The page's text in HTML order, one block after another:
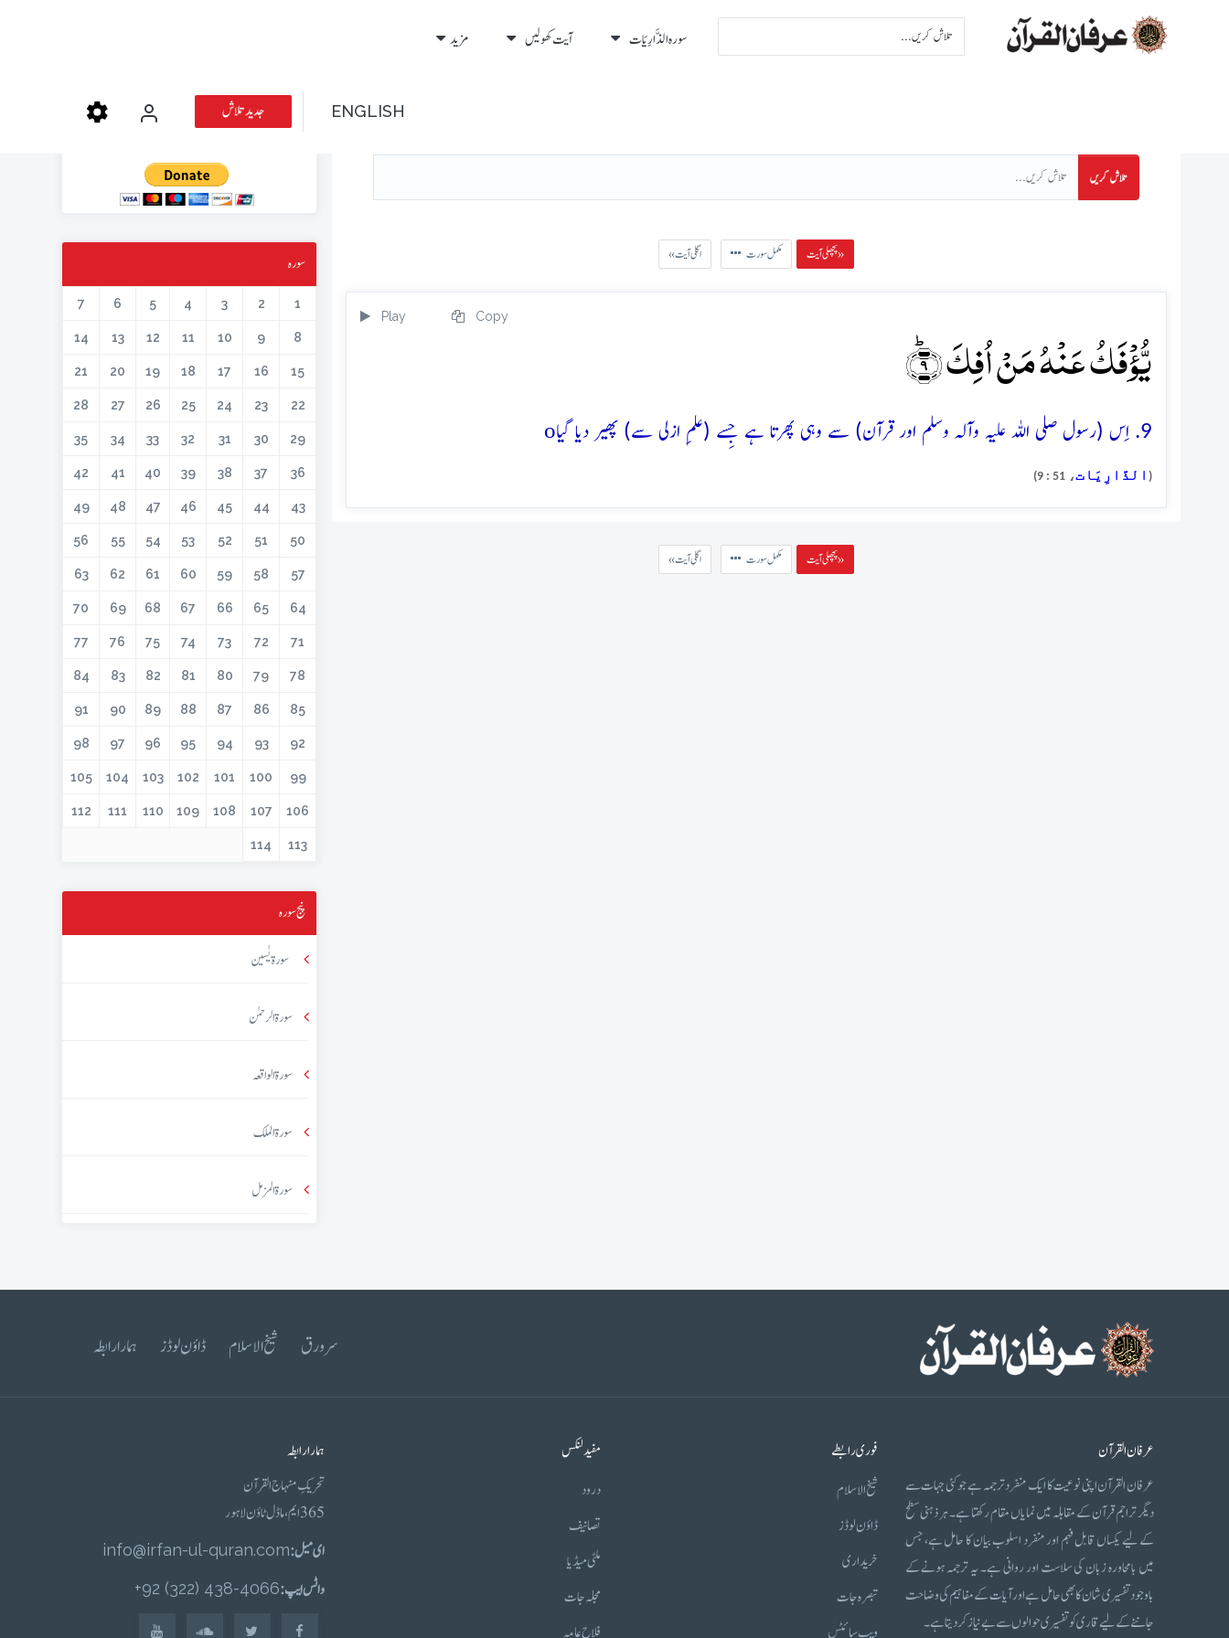
سورہ الذَّارِيَات آیت کھولیں مزید
ENGLISH جدید تلاش
تلاش کریں
پچھلی آیت » مکمل سورت « اگلی آیت
Play Copy
یُّؤۡفَکُ عَنۡہُ مَنۡ اُفِکَ ﴿ؕ۹﴾
9. اِس (رسول صلی اللہ علیہ وآلہ وسلم اور قرآن) سے وہی پھرتا ہے جِسے (علمِ ازلی سے) پھیر دیا گیا o
( الذَّارِيَات، 51 : 9)
پچھلی آیت » مکمل سورت « اگلی آیت
عطیہ دیجئے
کتابیں، میگزین، خطابات اور دیگر اسلامک لٹریچر آن لائن کرنے کیلئے اس کار
سورہ
1
2
3
4
5
6
7
8
9
10
11
12
13
14
15
16
17
18
19
20
21
22
23
24
25
26
27
28
29
30
31
32
33
34
35
36
37
38
39
40
41
42
43
44
45
46
47
48
49
50
51
52
53
54
55
56
57
58
59
60
61
62
63
64
65
66
67
68
69
70
71
72
73
74
75
76
77
78
79
80
81
82
83
84
85
86
87
88
89
90
91
92
93
94
95
96
97
98
99
100
101
102
103
104
105
106
107
108
109
110
111
112
113
114
پنج سورہ
سورۃ یٰسین
سورۃ الرحمٰن
سورۃ الواقعہ
سورۃ الملک
سورۃ المزمل
سرورق شیخ الاسلام ڈاؤن لوڈز ہمارا رابطہ
عرفان القرآن
عرفان القرآن اپنی نوعیت کا ایک منفرد ترجمہ ہے جو کئی جہات سے
دیگر تراجم قرآن کے مقابلہ میں نمایاں مقام رکھتا ہے۔ ہر ذہنی سطح
کے لیے یکساں قابل فہم اور منفرد اسلوب بیان کا حامل ہے، جس
میں بامحاورہ زبان کی سلاست اور روانی ہے۔ یہ ترجمہ ہونے کے
باوجود تفسیری شان کا بھی حامل ہے اور آیات کے مفاہیم کی وضاحت
جاننے کے لیے قاری کو تفسیری حوالوں سے بے نیاز کر دیتا ہے۔
فوری رابطے
شیخ الاسلام
ڈاؤن لوڈز
خریداری
تبصرہ جات
ویب سائٹس
مفید لنکس
درود
تصانیف
ملٹی میڈیا
مجلہ جات
فلاح عامہ
ہمارا رابطہ
تحریکِ منہاج القرآن
365 ایم، ماڈل ٹاؤن لاہور
ای میل :info@irfan-ul-quran.com
واٹس ایپ :4066-438 (322) 92+